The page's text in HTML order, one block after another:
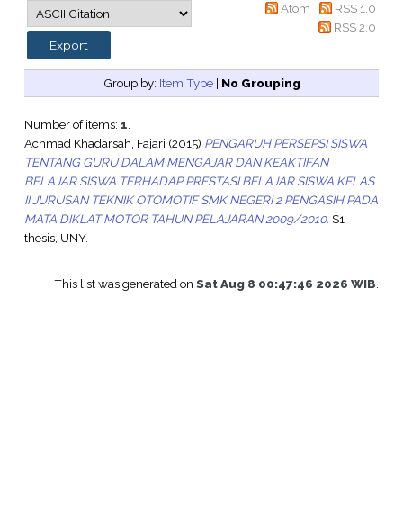
Atom
RSS 1.0
RSS 2.0
Group by: Item Type| No Grouping
Number of items: 1.
Achmad Khadarsah, Fajari (2015) PENGARUH PERSEPSI SISWA
TENTANG GURU DALAM MENGAJAR DAN KEAKTIFAN
BELAJAR SISWA TERHADAP PRESTASI BELAJAR SISWA KELAS
II JURUSAN TEKNIK OTOMOTIF SMK NEGERI 2 PENGASIH PADA
MATA DIKLAT MOTOR TAHUN PELAJARAN 2009/2010. S1
thesis, UNY.
This list was generated onSat Aug 8 00:47:46 2026 WIB.